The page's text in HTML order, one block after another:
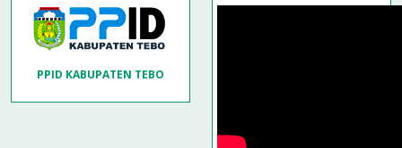
PPID KABUPATEN TEBO